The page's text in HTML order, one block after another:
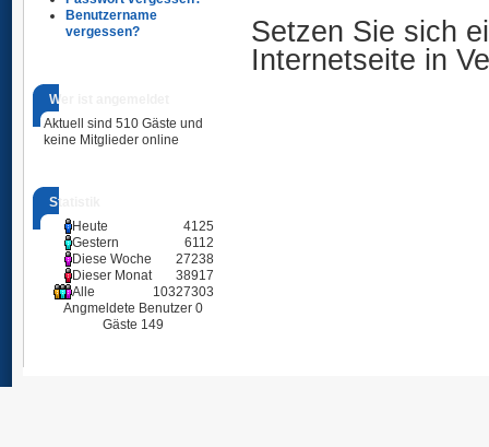
Benutzername
vergessen?
Wer ist angemeldet
Aktuell sind 510 Gäste und
keine Mitglieder online
Statistik
Heute
4125
Gestern
6112
Diese Woche
27238
Dieser Monat
38917
Alle
10327303
Angmeldete Benutzer 0
Gäste 149
Setzen Sie sich
Internetseite in